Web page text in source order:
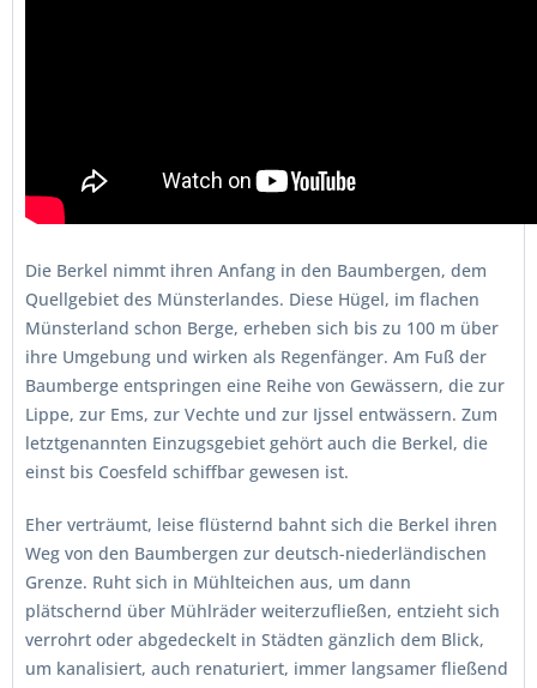
Die Berkel nimmt ihren Anfang in den Baumbergen, dem
Quellgebiet des Münsterlandes. Diese Hügel, im flachen
Münsterland schon Berge, erheben sich bis zu 100 m über
ihre Umgebung und wirken als Regenfänger. Am Fuß der
Baumberge entspringen eine Reihe von Gewässern, die zur
Lippe, zur Ems, zur Vechte und zur Ijssel entwässern. Zum
letztgenannten Einzugsgebiet gehört auch die Berkel, die
einst bis Coesfeld schiffbar gewesen ist.
Eher verträumt, leise flüsternd bahnt sich die Berkel ihren
Weg von den Baumbergen zur deutsch-niederländischen
Grenze. Ruht sich in Mühlteichen aus, um dann
plätschernd über Mühlräder weiterzufließen, entzieht sich
verrohrt oder abgedeckelt in Städten gänzlich dem Blick,
um kanalisiert, auch renaturiert, immer langsamer fließend